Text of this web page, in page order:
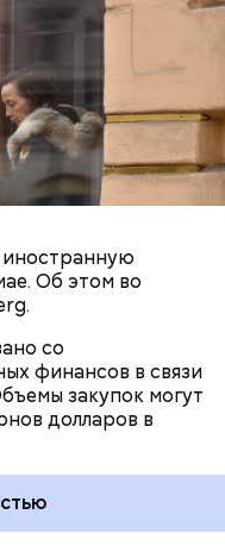
иностранную
Об этом во
со
финансов в связи
закупок могут
долларов в
тарифна
процента до
распоряжение
Михаил Мишустин.
, которые
коммунального